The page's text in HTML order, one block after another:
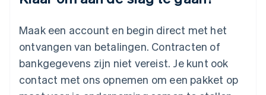
Maak een account en begin direct met het
ontvangen van betalingen. Contracten of
bankgegevens zijn niet vereist. Je kunt ook
contact met ons opnemen om een pakket op
Mexico
EspañolEnglish
Nederland
NederlandsEnglish
Nieuw-Zeeland
English